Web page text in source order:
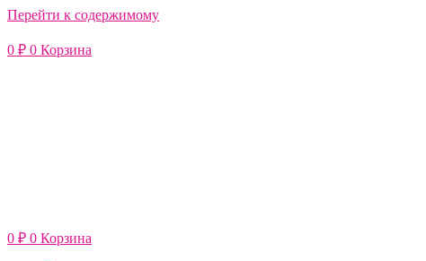
Перейти к содержимому
0 ₽ 0 Корзина
0 ₽ 0 Корзина